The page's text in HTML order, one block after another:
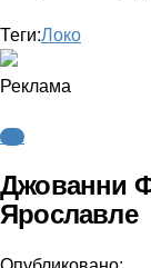
Теги:Локо
Реклама
КХЛ
Джованни
Ярославле